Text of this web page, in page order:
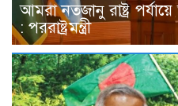
আমরা নতজানু রাষ্ট্র
: পররাষ্ট্রমন্ত্রী